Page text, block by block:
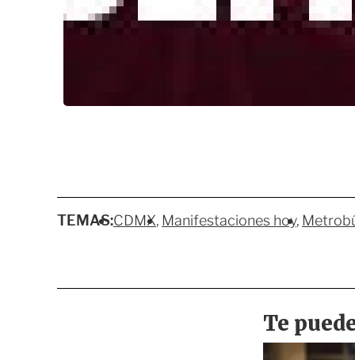
TEMAS:CDMX Manifestaciones hoy